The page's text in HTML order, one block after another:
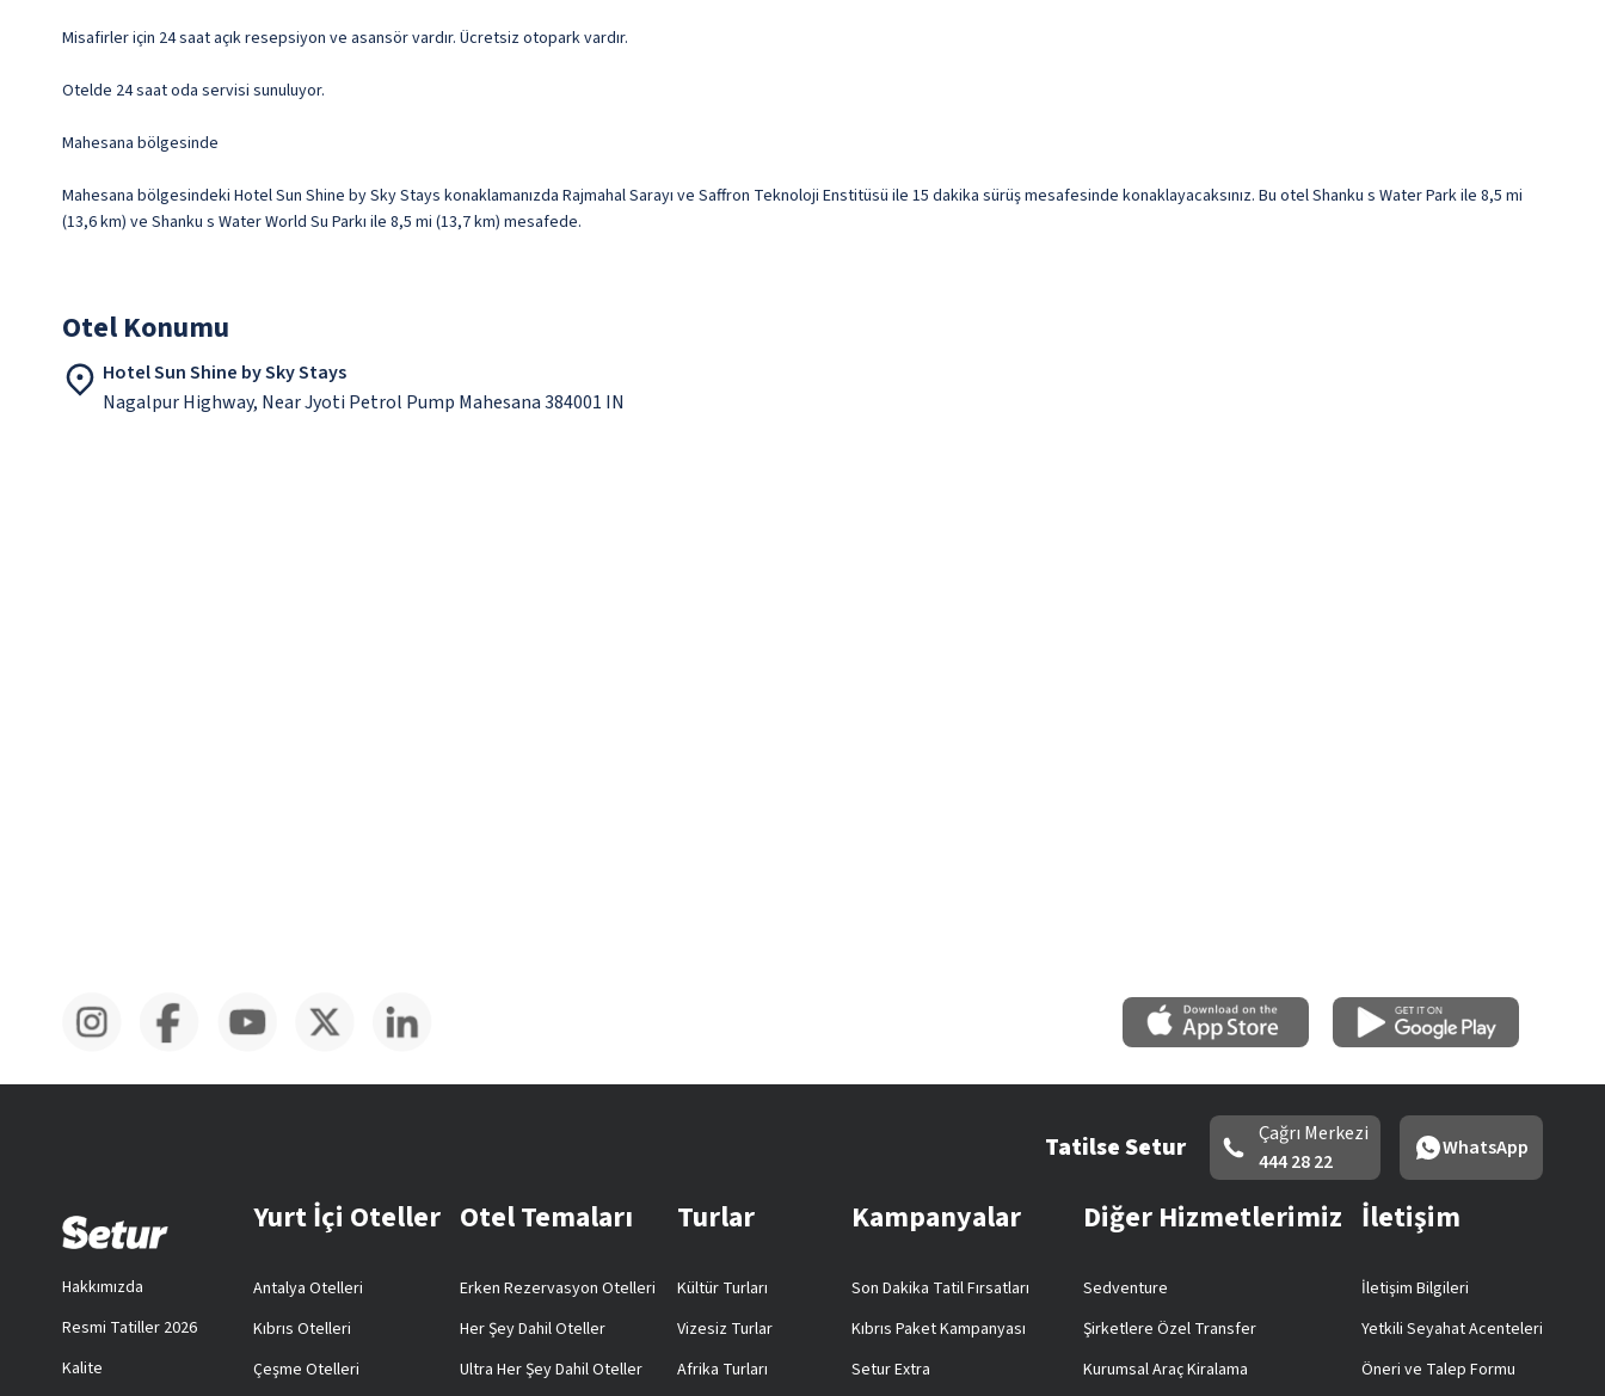
Misafirler için 24 saat açık resepsiyon ve asansör vardır. Ücretsiz otopark vardır.
Otelde 24 saat oda servisi sunuluyor.
Mahesana bölgesinde
Mahesana bölgesindeki Hotel Sun Shine by Sky Stays konaklamanızda Rajmahal Sarayı ve Saffron Teknoloji Enstitüsü ile 15 dakika sürüş mesafesinde konaklayacaksınız. Bu otel Shanku s Water Park ile 8,5 mi
(13,6 km) ve Shanku s Water World Su Parkı ile 8,5 mi (13,7 km) mesafede.
Otel Konumu
Hotel Sun Shine by Sky Stays
Nagalpur Highway, Near Jyoti Petrol Pump Mahesana 384001 IN
Tatilse Setur
Çağrı Merkezi
444 28 22
WhatsApp
Hakkımızda
Resmi Tatiller 2026
Kalite
Yurt İçi Oteller
Antalya Otelleri
Kıbrıs Otelleri
Çeşme Otelleri
Otel Temaları
Erken Rezervasyon Otelleri
Her Şey Dahil Oteller
Ultra Her Şey Dahil Oteller
Turlar
Kültür Turları
Vizesiz Turlar
Afrika Turları
Kampanyalar
Son Dakika Tatil Fırsatları
Kıbrıs Paket Kampanyası
Setur Extra
Diğer Hizmetlerimiz
Sedventure
Şirketlere Özel Transfer
Kurumsal Araç Kiralama
İletişim
İletişim Bilgileri
Yetkili Seyahat Acenteleri
Öneri ve Talep Formu